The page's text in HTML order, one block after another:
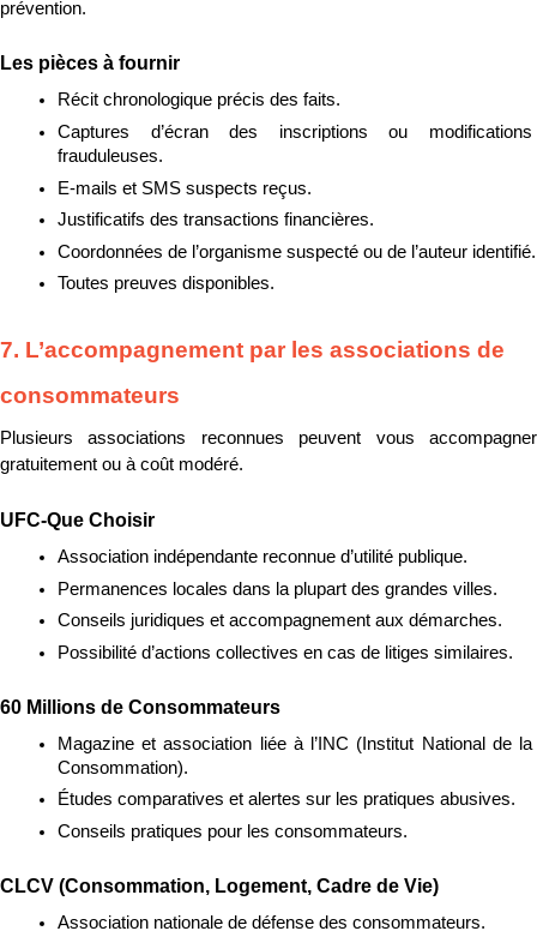
prévention.
Les pièces à fournir
Récit chronologique précis des faits.
Captures d’écran des inscriptions ou modifications
frauduleuses.
E-mails et SMS suspects reçus.
Justificatifs des transactions financières.
Coordonnées de l’organisme suspecté ou de l’auteur identifié.
Toutes preuves disponibles.
7. L’accompagnement par les associations de
consommateurs
Plusieurs associations reconnues peuvent vous accompagner
gratuitement ou à coût modéré.
UFC-Que Choisir
Association indépendante reconnue d’utilité publique.
Permanences locales dans la plupart des grandes villes.
Conseils juridiques et accompagnement aux démarches.
Possibilité d’actions collectives en cas de litiges similaires.
60 Millions de Consommateurs
Magazine et association liée à l’INC (Institut National de la
Consommation).
Études comparatives et alertes sur les pratiques abusives.
Conseils pratiques pour les consommateurs.
CLCV (Consommation, Logement, Cadre de Vie)
Association nationale de défense des consommateurs.